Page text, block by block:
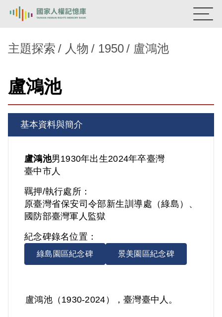
新生訓導處
主題探索
背景知識
關於我們
主題探索 人物 1950 盧鴻池
盧鴻池
基本資料與簡介
盧鴻池男1930年出生2024年卒臺灣
臺中市人
羈押/執行處所：
原臺灣省保安司令部新生訓導處（綠島）、
國防部臺灣軍人監獄
紀念碑錄名位置：
綠島園區紀念碑 景美園區紀念碑
盧鴻池（1930-2024），臺灣臺中人。